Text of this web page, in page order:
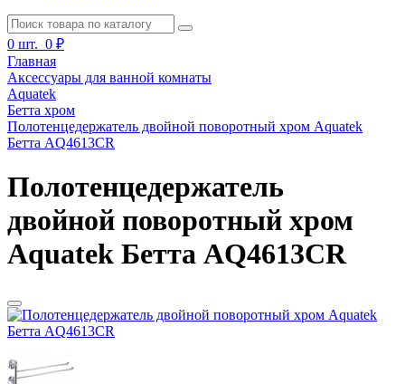
0 шт. 0 ₽
Главная
Аксессуары для ванной комнаты
Aquatek
Бетта хром
Полотенцедержатель двойной поворотный хром Aquatek
Бетта AQ4613CR
Полотенцедержатель
двойной поворотный хром
Aquatek Бетта AQ4613CR